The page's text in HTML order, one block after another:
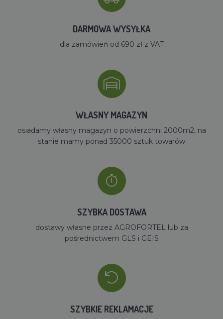
DARMOWA WYSYŁKA
dla zamówień od 690 zł z VAT
WŁASNY MAGAZYN
osiadamy własny magazyn o powierzchni 2000m2, na
stanie mamy ponad 35000 sztuk towarów
SZYBKA DOSTAWA
dostawy własne przez AGROFORTEL lub za
pośrednictwem GLS i GEIS
SZYBKIE REKLAMACJE